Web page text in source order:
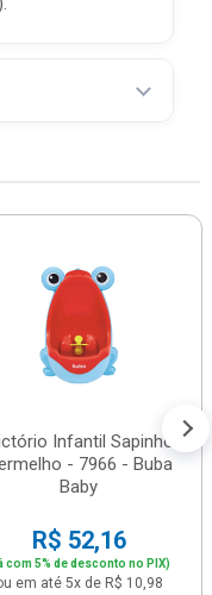
Infantil Sapinho
- 7966 - Buba
Baby
R$ 52,16
com 5% de desconto no PIX)
em até 5x de R$ 10,98